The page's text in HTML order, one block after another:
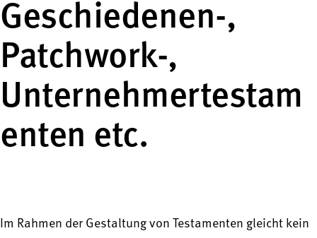
Geschiedenen-,
Patchwork-,
Unternehmertestam
enten etc.
Im Rahmen der Gestaltung von Testamenten gleicht kein